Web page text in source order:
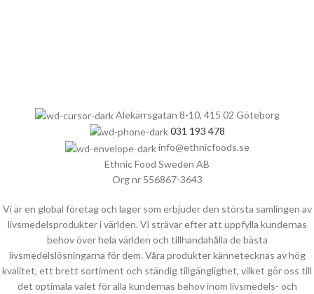
Alekärrsgatan 8-10, 415 02 Göteborg
031 193 478
info@ethnicfoods.se
Ethnic Food Sweden AB
Org nr 556867-3643
Vi är en global företag och lager som erbjuder den största samlingen av
livsmedelsprodukter i världen. Vi strävar efter att uppfylla kundernas
behov över hela världen och tillhandahålla de bästa
livsmedelslösningarna för dem. Våra produkter kännetecknas av hög
kvalitet, ett brett sortiment och ständig tillgänglighet, vilket gör oss till
det optimala valet för alla kundernas behov inom livsmedels- och